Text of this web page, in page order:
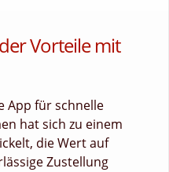
Vorteile mit
App für schnelle
hat sich zu einem
die Wert auf
Zustellung